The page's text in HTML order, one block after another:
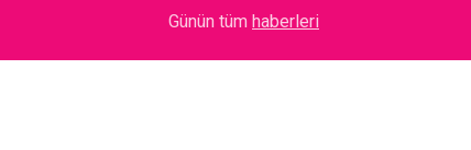
Metin Akpınar... DAVAYI KAZANDI; TAZMİNATI
Günün tüm haberleri